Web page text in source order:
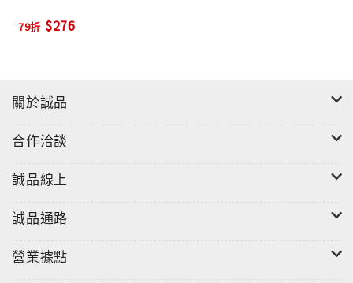
79折 $276
關於誠品
合作洽談
誠品線上
誠品通路
營業據點